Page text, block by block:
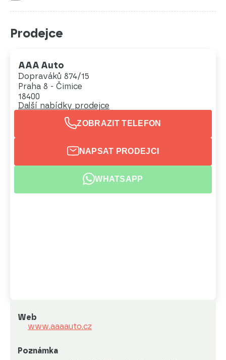
Prodejce
AAA Auto
Dopraváků 874/15
Praha 8 - Čimice
18400
Další nabídky prodejce
ZOBRAZIT TELEFON
NAPSAT PRODEJCI
WHATSAPP
Web
www.aaaauto.cz
Poznámka